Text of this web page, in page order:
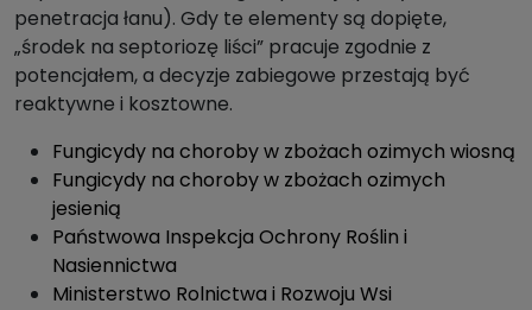
penetracja łanu). Gdy te elementy są dopięte,
„środek na septoriozę liści” pracuje zgodnie z
potencjałem, a decyzje zabiegowe przestają być
reaktywne i kosztowne.
Fungicydy na choroby w zbożach ozimych wiosną
Fungicydy na choroby w zbożach ozimych
jesienią
Państwowa Inspekcja Ochrony Roślin i
Nasiennictwa
Ministerstwo Rolnictwa i Rozwoju Wsi